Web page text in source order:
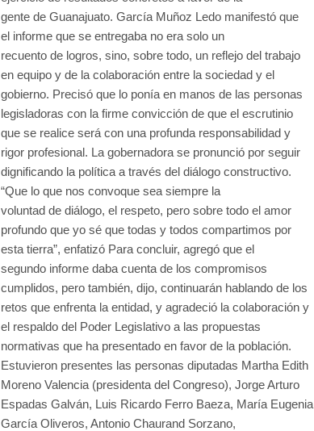
gente de Guanajuato. García Muñoz Ledo manifestó que
el informe que se entregaba no era solo un
recuento de logros, sino, sobre todo, un reflejo del trabajo
en equipo y de la colaboración entre la sociedad y el
gobierno. Precisó que lo ponía en manos de las personas
legisladoras con la firme convicción de que el escrutinio
que se realice será con una profunda responsabilidad y
rigor profesional. La gobernadora se pronunció por seguir
dignificando la política a través del diálogo constructivo.
“Que lo que nos convoque sea siempre la
voluntad de diálogo, el respeto, pero sobre todo el amor
profundo que yo sé que todas y todos compartimos por
esta tierra”, enfatizó Para concluir, agregó que el
segundo informe daba cuenta de los compromisos
cumplidos, pero también, dijo, continuarán hablando de los
retos que enfrenta la entidad, y agradeció la colaboración y
el respaldo del Poder Legislativo a las propuestas
normativas que ha presentado en favor de la población.
Estuvieron presentes las personas diputadas Martha Edith
Moreno Valencia (presidenta del Congreso), Jorge Arturo
Espadas Galván, Luis Ricardo Ferro Baeza, María Eugenia
García Oliveros, Antonio Chaurand Sorzano,